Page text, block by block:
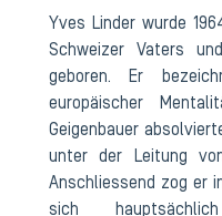
Yves Linder wurde
Schweizer Vaters
geboren. Er
europäischer
Geigenbauer
unter der Leitung
Anschliessend zog er
sich